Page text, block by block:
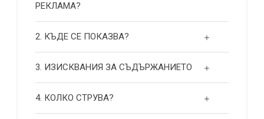
РЕКЛАМА?
2. КЪДЕ СЕ ПОКАЗВА?
3. ИЗИСКВАНИЯ ЗА СЪДЪРЖАНИЕТО
4. КОЛКО СТРУВА?